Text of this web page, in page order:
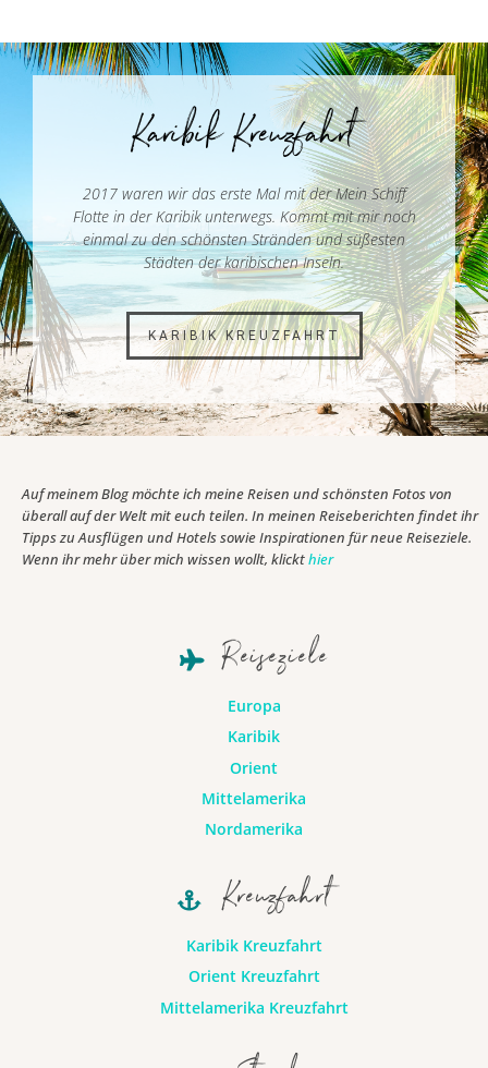
Karibik Kreuzfahrt
2017 waren wir das erste Mal mit der Mein Schiff
Flotte in der Karibik unterwegs. Kommt mit mir noch
einmal zu den schönsten Stränden und süßesten
Städten der karibischen Inseln.
KARIBIK KREUZFAHRT
Auf meinem Blog möchte ich meine Reisen und schönsten Fotos von
überall auf der Welt mit euch teilen. In meinen Reiseberichten findet ihr
Tipps zu Ausflügen und Hotels sowie Inspirationen für neue Reiseziele.
Wenn ihr mehr über mich wissen wollt, klickthier
Reiseziele
Europa
Karibik
Orient
Mittelamerika
Nordamerika
Kreuzfahrt
Karibik Kreuzfahrt
Orient Kreuzfahrt
Mittelamerika Kreuzfahrt